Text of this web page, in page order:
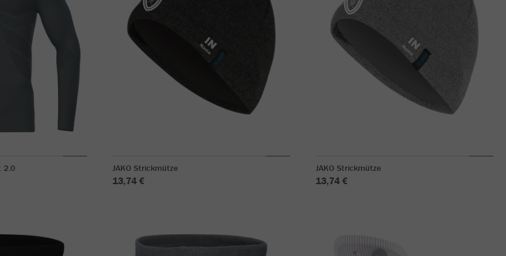
2.0 JAKO Strickmütze
13,74 €
JAKO Strickmütze
13,74 €